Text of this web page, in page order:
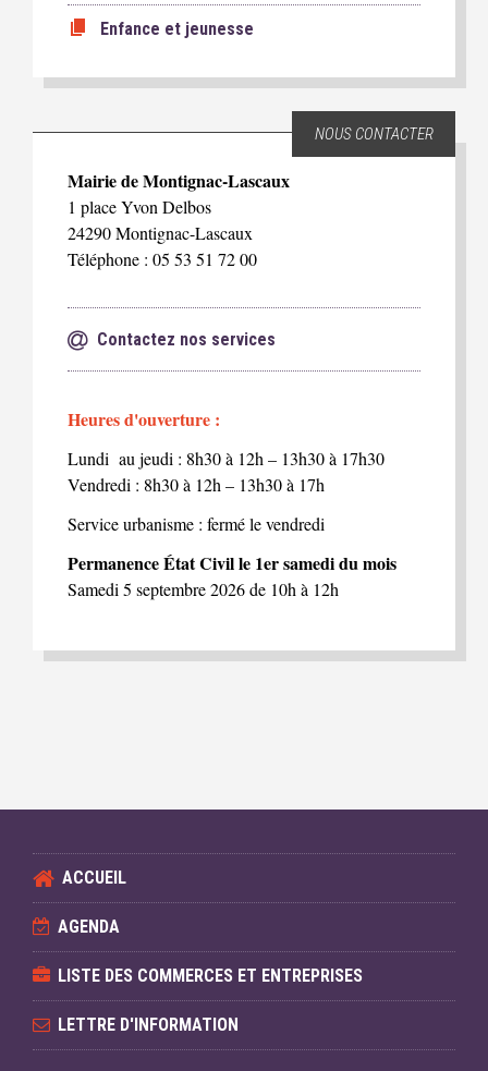
Enfance et jeunesse
NOUS CONTACTER
Mairie de Montignac-Lascaux
1 place Yvon Delbos
24290 Montignac-Lascaux
Téléphone : 05 53 51 72 00
Contactez nos services
Heures d'ouverture :
Lundi au jeudi : 8h30 à 12h – 13h30 à 17h30
Vendredi : 8h30 à 12h – 13h30 à 17h
Service urbanisme : fermé le vendredi
Permanence État Civil le 1er samedi du mois
Samedi 5 septembre 2026 de 10h à 12h
ACCUEIL
AGENDA
LISTE DES COMMERCES ET ENTREPRISES
LETTRE D'INFORMATION